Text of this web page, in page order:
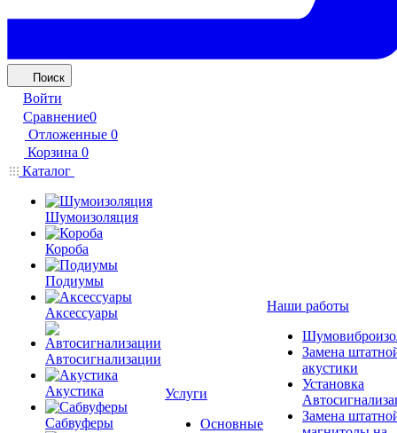
Поиск
Войти
Сравнение0
Отложенные 0
Корзина 0
Каталог
Шумоизоляция
Короба
Подиумы
Аксессуары
Автосигнализации
Акустика
Сабвуферы
Услуги
Основные
Наши работы
Замена
акустики
Установка
Замена